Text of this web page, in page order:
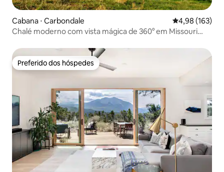
Cabana ⋅ Carbondale 4,98 de uma
4,98 (163)
Chalé moderno com vista mágica de 360° em Missouri
Preferido dos hóspedes
Preferido dos hóspedes